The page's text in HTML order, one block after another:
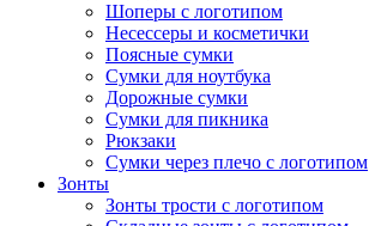
Шоперы с логотипом
Несессеры и косметички
Поясные сумки
Сумки для ноутбука
Дорожные сумки
Сумки для пикника
Рюкзаки
Сумки через плечо с логотипом
Зонты
Зонты трости с логотипом